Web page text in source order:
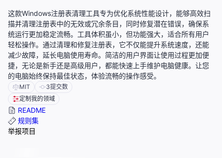
这款Windows注册表清理工具专为优化系统性能设计，能够高效扫
描并清理注册表中的无效或冗余条目，同时修复潜在错误，确保系
统运行更加稳定流畅。工具体积虽小，但功能强大，适合所有用户
轻松操作。通过清理和修复注册表，它不仅能提升系统速度，还能
减少故障，延长电脑使用寿命。简洁的用户界面让使用过程更加便
捷，无论是新手还是高级用户，都能快速上手维护电脑健康。让您
的电脑始终保持最佳状态，体验流畅的操作感受。
MIT 3提交数
定制我的领域
README
规则集
举报项目